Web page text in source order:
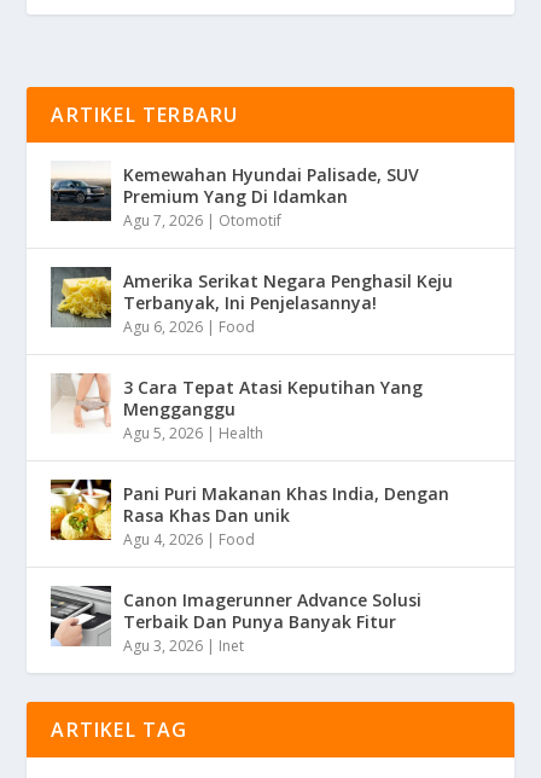
ARTIKEL TERBARU
Kemewahan Hyundai Palisade, SUV
Premium Yang Di Idamkan
Agu 7, 2026 | Otomotif
Amerika Serikat Negara Penghasil Keju
Terbanyak, Ini Penjelasannya!
Agu 6, 2026 | Food
3 Cara Tepat Atasi Keputihan Yang
Mengganggu
Agu 5, 2026 | Health
Pani Puri Makanan Khas India, Dengan
Rasa Khas Dan unik
Agu 4, 2026 | Food
Canon Imagerunner Advance Solusi
Terbaik Dan Punya Banyak Fitur
Agu 3, 2026 | Inet
ARTIKEL TAG